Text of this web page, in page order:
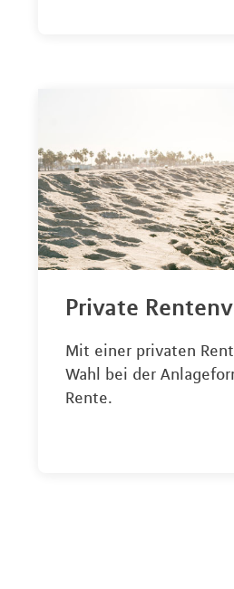
Private
Mit einer privaten
Wahl bei der
Rente.